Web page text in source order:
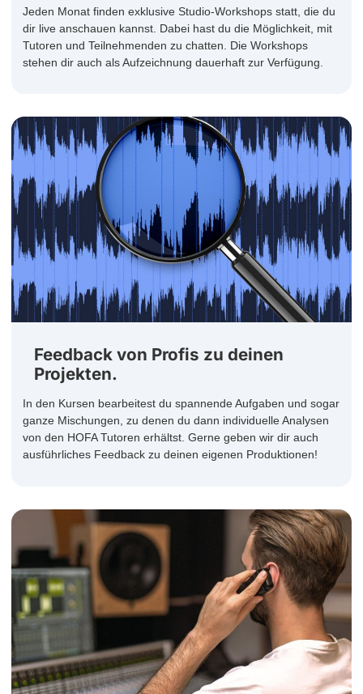
Jeden Monat finden exklusive Studio-Workshops statt, die du
dir live anschauen kannst. Dabei hast du die Möglichkeit, mit
Tutoren und Teilnehmenden zu chatten. Die Workshops
stehen dir auch als Aufzeichnung dauerhaft zur Verfügung.
Feedback von Profis zu deinen
Projekten.
In den Kursen bearbeitest du spannende Aufgaben und sogar
ganze Mischungen, zu denen du dann individuelle Analysen
von den HOFA Tutoren erhältst. Gerne geben wir dir auch
ausführliches Feedback zu deinen eigenen Produktionen!